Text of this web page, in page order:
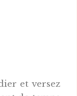
et versez